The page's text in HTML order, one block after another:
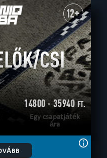
12+
CSI
14800 - 35940FT.
Egy csapatjáték
ára